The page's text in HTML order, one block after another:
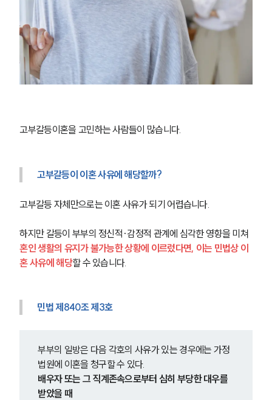
고부갈등이혼을 고민하는 사람들이 많습니다.
고부갈등이 이혼 사유에 해당할까?
고부갈등 자체만으로는 이혼 사유가 되기 어렵습니다.
하지만 갈등이 부부의 정신적·감정적 관계에 심각한 영향을 미쳐
혼인 생활의 유지가 불가능한 상황에 이르렀다면, 이는 민법상 이
혼 사유에 해당할 수 있습니다.
민법 제840조 제3호
부부의 일방은 다음 각호의 사유가 있는 경우에는 가정
법원에 이혼을 청구할 수 있다.
배우자 또는 그 직계존속으로부터 심히 부당한 대우를
받았을 때